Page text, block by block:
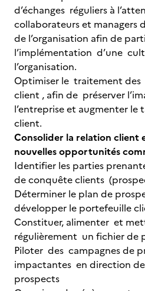
d’échanges réguliers à
collaborateurs et managers
de l’organisation afin de
l’implémentation d’une
l’organisation.
Optimiser le traitement
client , afin de préserver
l’entreprise et augmenter le
client.
Consolider la relation client
nouvelles opportunités
Identifier les parties
de conquête clients
Déterminer le plan de
développer le portefeuille
Constituer, alimenter et
régulièrement un fichier de
Piloter des campagnes de
impactantes en direction
prospects